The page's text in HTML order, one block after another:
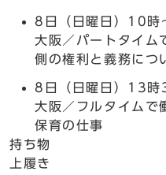
8日（日曜日）10時
大阪／パートタイム
側の権利と義務につ
8日（日曜日）13時
大阪／フルタイムで
保育の仕事
持ち物
上履き